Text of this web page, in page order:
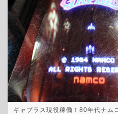
ギャプラス現役稼働！80年代ナム